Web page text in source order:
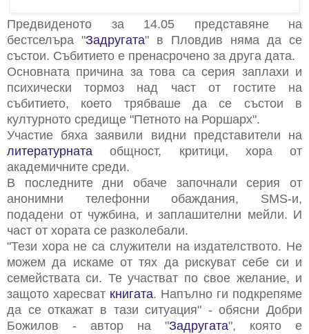
Предвиденото за 14.05 представяне на
бестселъра "Задругата" в Пловдив няма да се
състои. Събитието е пренасрочено за друга дата.
Основната причина за това са серия заплахи и
психически тормоз над част от гостите на
събитието, което трябваше да се състои в
културното средище "Петното на Роршарх".
Участие бяха заявили видни представители на
литературната общност, критици, хора от
академичните среди.
В последните дни обаче започнали серия от
анонимни телефонни обаждания, SMS-и,
подадени от чужбина, и заплашителни мейли. И
част от хората се разколебали.
"Тези хора не са служители на издателството. Не
можем да искаме от тях да рискуват себе си и
семействата си. Те участват по свое желание, и
защото харесват книгата. Напълно ги подкрепяме
да се откажат в тази ситуация" - обясни Добри
Божилов - автор на "Задругата", която е